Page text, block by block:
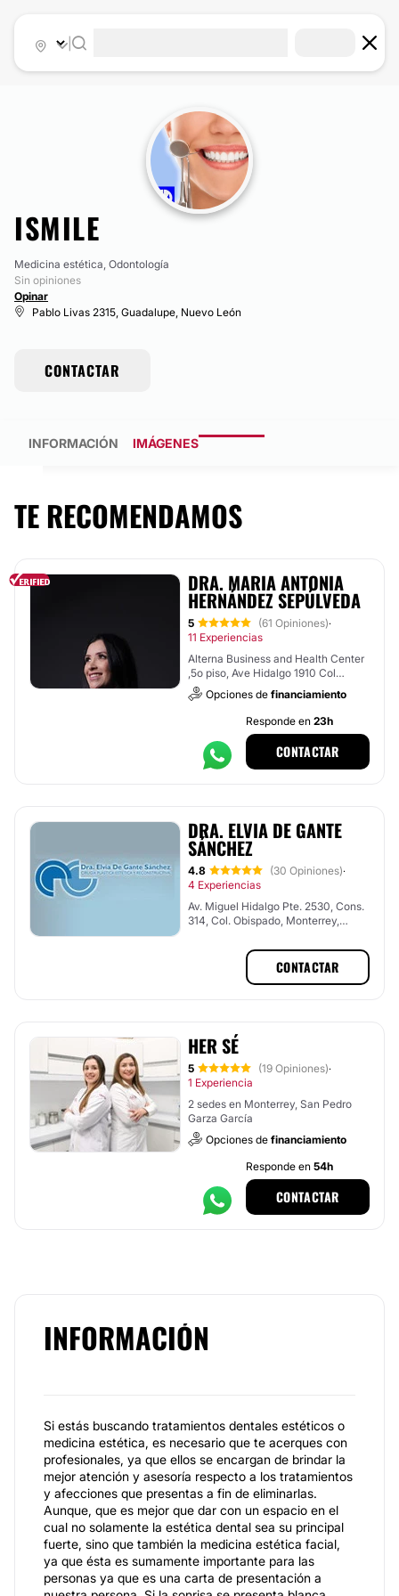
ISMILE
Medicina estética, Odontología
Sin opiniones
Opinar
Pablo Livas 2315, Guadalupe, Nuevo León
CONTACTAR
INFORMACIÓN IMÁGENES
TE RECOMENDAMOS
DRA. MARIA ANTONIA
HERNÁNDEZ SEPÚLVEDA
5 (61 Opiniones)·
11 Experiencias
Alterna Business and Health Center
,5o piso, Ave Hidalgo 1910 Col
obispado,, Monterrey
Opciones de financiamiento
Responde en 23h
CONTACTAR
DRA. ELVIA DE GANTE
SÁNCHEZ
4.8 (30 Opiniones)·
4 Experiencias
Av. Miguel Hidalgo Pte. 2530, Cons.
314, Col. Obispado, Monterrey,
CONTACTAR
HER SÉ
5 (19 Opiniones)·
1 Experiencia
2 sedes en Monterrey, San Pedro
Garza García
Opciones de financiamiento
Responde en 54h
CONTACTAR
INFORMACIÓN
Si estás buscando tratamientos dentales estéticos o
medicina estética, es necesario que te acerques con
profesionales, ya que ellos se encargan de brindar la
mejor atención y asesoría respecto a los tratamientos
y afecciones que presentas a fin de eliminarlas.
Aunque, que es mejor que dar con un espacio en el
cual no solamente la estética dental sea su principal
fuerte, sino que también la medicina estética facial,
ya que ésta es sumamente importante para las
personas ya que es una carta de presentación a